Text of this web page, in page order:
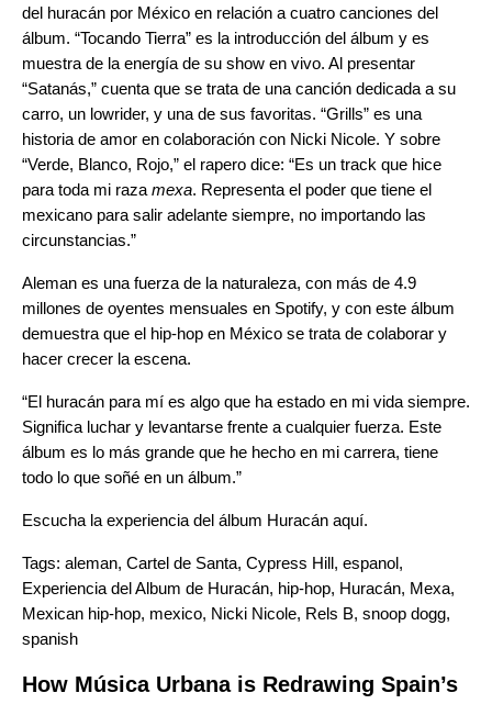
del huracán por México en relación a cuatro canciones del
álbum. “Tocando Tierra” es la introducción del álbum y es
muestra de la energía de su show en vivo. Al presentar
“Satanás,” cuenta que se trata de una canción dedicada a su
carro, un lowrider, y una de sus favoritas. “Grills” es una
historia de amor en colaboración con Nicki Nicole. Y sobre
“Verde, Blanco, Rojo,” el rapero dice: “Es un track que hice
para toda mi raza mexa. Representa el poder que tiene el
mexicano para salir adelante siempre, no importando las
circunstancias.”
Aleman es una fuerza de la naturaleza, con más de 4.9
millones de oyentes mensuales en Spotify, y con este álbum
demuestra que el hip-hop en México se trata de colaborar y
hacer crecer la escena.
“El huracán para mí es algo que ha estado en mi vida siempre.
Significa luchar y levantarse frente a cualquier fuerza. Este
álbum es lo más grande que he hecho en mi carrera, tiene
todo lo que soñé en un álbum.”
Escucha la experiencia del álbum Huracán aquí.
Tags: aleman, Cartel de Santa, Cypress Hill, espanol,
Experiencia del Album de Huracán, hip-hop, Huracán, Mexa,
Mexican hip-hop, mexico, Nicki Nicole, Rels B, snoop dogg,
spanish
How Música Urbana is Redrawing Spain’s